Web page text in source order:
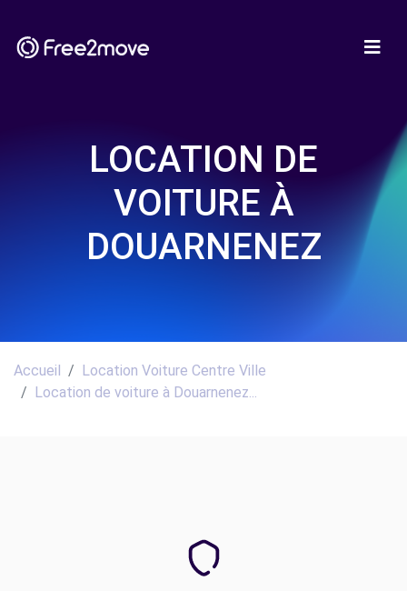
LOCATION DE
VOITURE À
DOUARNENEZ
Accueil
Location Voiture Centre Ville
Location de voiture à Douarnenez...